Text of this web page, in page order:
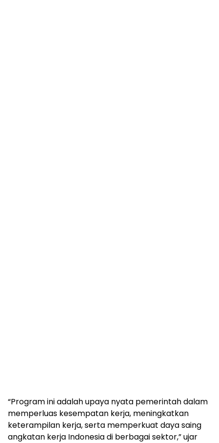
“Program ini adalah upaya nyata pemerintah dalam
memperluas kesempatan kerja, meningkatkan
keterampilan kerja, serta memperkuat daya saing
angkatan kerja Indonesia di berbagai sektor,” ujar